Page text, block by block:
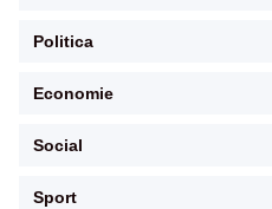
Politica
Economie
Social
Sport